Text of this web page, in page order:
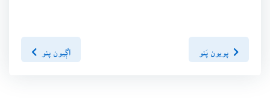
پويون پَنو اڳيون پنو